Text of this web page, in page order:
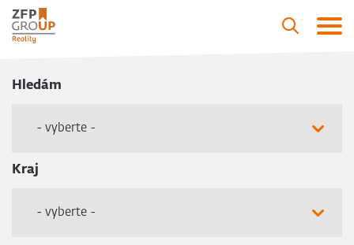
Hledám
- vyberte -
Kraj
- vyberte -